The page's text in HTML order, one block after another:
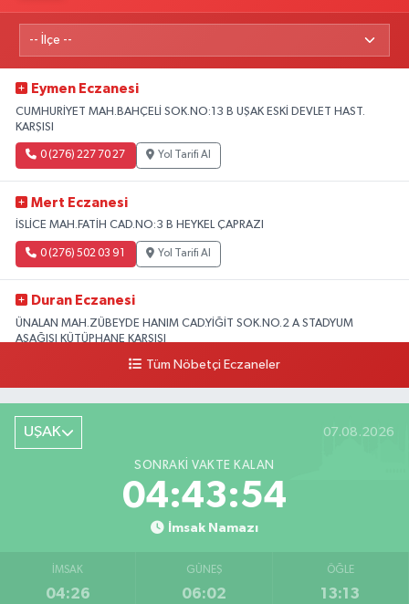
Eymen Eczanesi
CUMHURİYET MAH.BAHÇELİ SOK.NO:13 B UŞAK ESKİ DEVLET HAST.
KARŞISI
0 (276) 227 70 27 Yol Tarifi Al
Mert Eczanesi
İSLİCE MAH.FATİH CAD.NO:3 B HEYKEL ÇAPRAZI
0 (276) 502 03 91 Yol Tarifi Al
Duran Eczanesi
ÜNALAN MAH.ZÜBEYDE HANIM CAD.YİĞİT SOK.NO.2 A STADYUM
AŞAĞISI KÜTÜPHANE KARŞISI
Yol Tarifi Al
Tüm Nöbetçi Eczaneler
UŞAK 07.08.2026
SONRAKI VAKTE KALAN
04:43:53
İmsak Namazı
İMSAK
04:26
GÜNEŞ
06:02
ÖĞLE
13:13